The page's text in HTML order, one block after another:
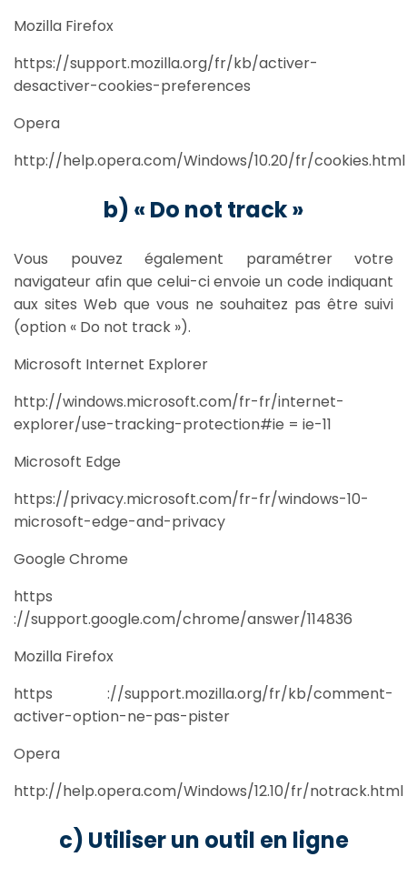
Mozilla Firefox
https://support.mozilla.org/fr/kb/activer-
desactiver-cookies-preferences
Opera
http://help.opera.com/Windows/10.20/fr/cookies.html
b) « Do not track »
Vous pouvez également paramétrer votre
navigateur afin que celui-ci envoie un code indiquant
aux sites Web que vous ne souhaitez pas être suivi
(option « Do not track »).
Microsoft Internet Explorer
http://windows.microsoft.com/fr-fr/internet-
explorer/use-tracking-protection#ie = ie-11
Microsoft Edge
https://privacy.microsoft.com/fr-fr/windows-10-
microsoft-edge-and-privacy
Google Chrome
https
://support.google.com/chrome/answer/114836
Mozilla Firefox
https ://support.mozilla.org/fr/kb/comment-
activer-option-ne-pas-pister
Opera
http://help.opera.com/Windows/12.10/fr/notrack.html
c) Utiliser un outil en ligne